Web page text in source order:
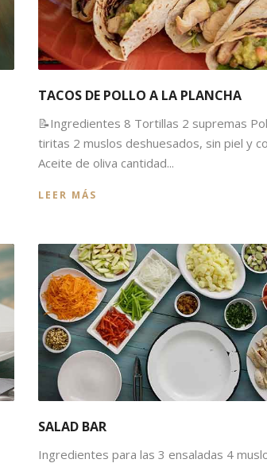
TACOS DE POLLO A LA PLANCHA
📝Ingredientes 8 Tortillas 2 supremas
tiritas 2 muslos deshuesados, sin piel y
Aceite de oliva cantidad...
LEER MÁS
SALAD BAR
Ingredientes para las 3 ensaladas 4